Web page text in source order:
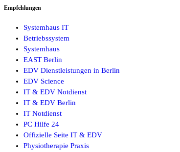
Empfehlungen
Systemhaus IT
Betriebssystem
Systemhaus
EAST Berlin
EDV Dienstleistungen in Berlin
EDV Science
IT & EDV Notdienst
IT & EDV Berlin
IT Notdienst
PC Hilfe 24
Offizielle Seite IT & EDV
Physiotherapie Praxis